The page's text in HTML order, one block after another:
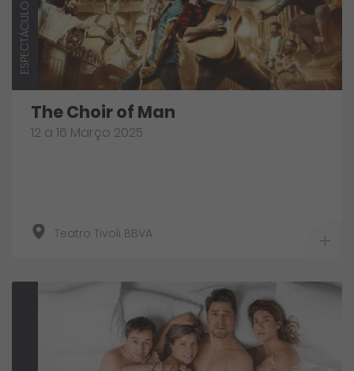
ESPECTÁCULO
The Choir of Man
12 a 16 Março 2025
Teatro Tivoli BBVA